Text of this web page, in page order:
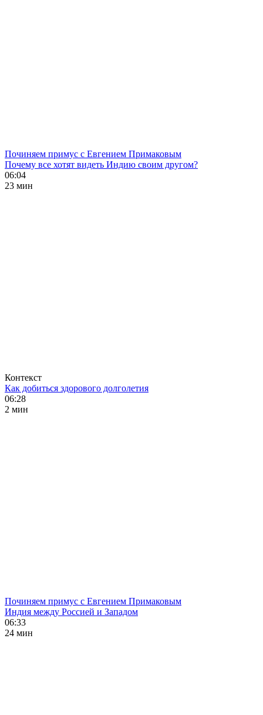
Починяем примус с Евгением Примаковым
Почему все хотят видеть Индию своим другом?
06:04
23 мин
Контекст
Как добиться здорового долголетия
06:28
2 мин
Починяем примус с Евгением Примаковым
Индия между Россией и Западом
06:33
24 мин